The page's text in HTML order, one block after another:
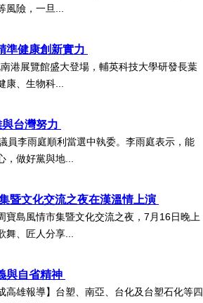
風險，一旦...
準健康創新實力
港展覽館盛大登場，輔英科技大學研發長葉
康、生物科...
台灣努力
員李雨庭順利當選中執委。李雨庭表示，能
，做好黨與地...
暨文化交流之夜在漢溫情上演
寶島風情市集暨文化交流之夜，7月16日晚上
舞、匠人分享...
與自省精神
雄報導】台塑、南亞、台化及台塑石化等四